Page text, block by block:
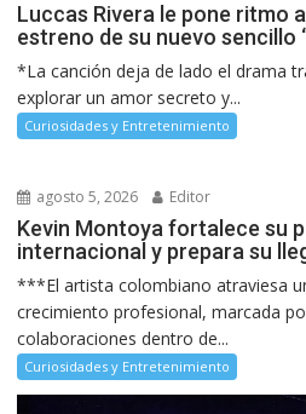
Luccas Rivera le pone ritmo
estreno de su nuevo sencillo
*La canción deja de lado el drama
explorar un amor secreto y...
Curiosidades y Entretenimiento
agosto 5, 2026 Editor
Kevin Montoya fortalece su
internacional y prepara su
***El artista colombiano atraviesa
crecimiento profesional, marcada
colaboraciones dentro de...
Curiosidades y Entretenimiento